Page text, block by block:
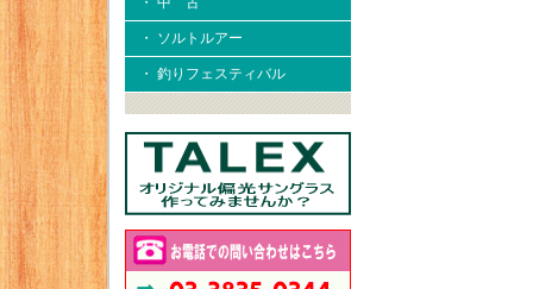
・ ソルトルアー
・ 釣りフェスティバル